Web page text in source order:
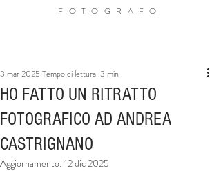
FOTOGRAFO
HO FATTO UN RITRATTO
FOTOGRAFICO AD ANDREA
CASTRIGNANO
3 mar 2025 Tempo di lettura: 3 min
Aggiornamento: 12 dic 2025